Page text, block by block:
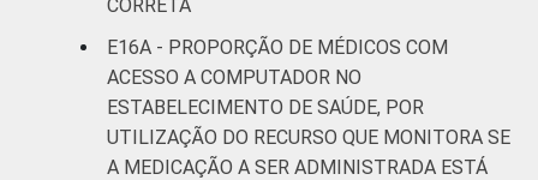
CORRETA
E16A - PROPORÇÃO DE MÉDICOS COM
ACESSO A COMPUTADOR NO
ESTABELECIMENTO DE SAÚDE, POR
UTILIZAÇÃO DO RECURSO QUE MONITORA SE
A MEDICAÇÃO A SER ADMINISTRADA ESTÁ